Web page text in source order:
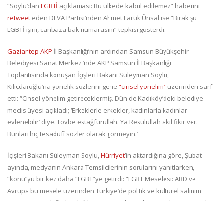
“Soylu’dan LGBTİ açıklaması: Bu ülkede kabul edilemez” haberini
retweet eden DEVA Partisi’nden Ahmet Faruk Ünsal ise “Bırak şu
LGBTİ işini, canbaza bak numarasını” tepkisi gösterdi.
Gaziantep AKP İl Başkanlığı’nın ardından Samsun Büyükşehir
Belediyesi Sanat Merkezi’nde AKP Samsun İl Başkanlığı
Toplantısında konuşan İçişleri Bakanı Süleyman Soylu,
Kılıçdaroğlu’na yönelik sözlerini gene “cinsel yönelim” üzerinden sarf
etti: “Cinsel yönelim getireceklermiş. Dün de Kadıköy’deki belediye
meclis üyesi açıkladı; ‘Erkeklerle erkekler, kadınlarla kadınlar
evlenebilir’ diye. Tövbe estağfurullah. Ya Resulullah akıl fikir ver.
Bunları hiç tesadüfî sözler olarak görmeyin.”
İçişleri Bakanı Süleyman Soylu,Hürriyet’in aktardığına göre, Şubat
ayında, medyanın Ankara Temsilcilerinin sorularını yanıtlarken,
“konu”yu bir kez daha “LGBT”ye getirdi: “LGBT Meselesi: ABD ve
Avrupa bu mesele üzerinden Türkiye’de politik ve kültürel salınım